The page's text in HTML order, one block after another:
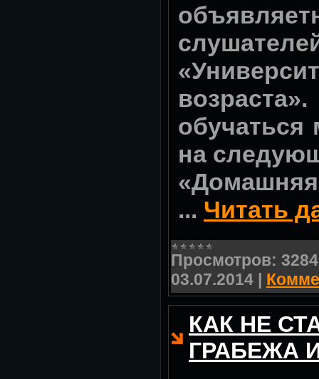
обучаться
на
... Читать
Просмотров: 3284
03.07.2014 |
КАК НЕ
ГРАБЕЖА